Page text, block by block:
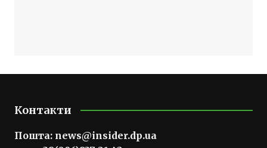
Контакти
Пошта: news@insider.dp.ua